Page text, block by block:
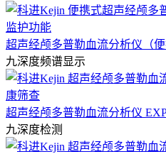
超声经颅多普勒血流分析仪（便
九深度频谱显示
超声经颅多普勒血流分析仪
九深度检测